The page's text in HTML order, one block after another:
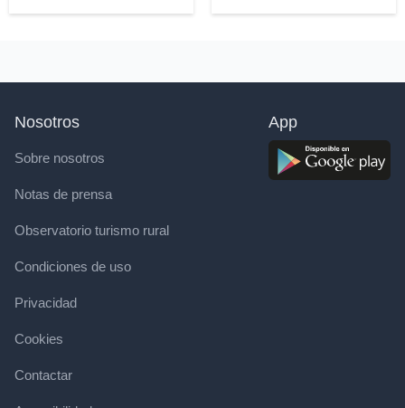
Nosotros
Sobre nosotros
Notas de prensa
Observatorio turismo rural
Condiciones de uso
Privacidad
Cookies
Contactar
App